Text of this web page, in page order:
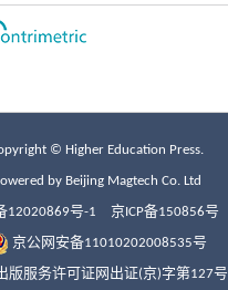
© Higher Education Press.
by Beijing Magtech Co. Ltd
12020869号-1 京ICP备150856号
京公网安备11010202008535号
版服务许可证网出证(京)字第127号